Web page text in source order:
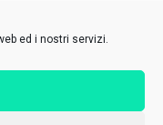
ed i nostri servizi.